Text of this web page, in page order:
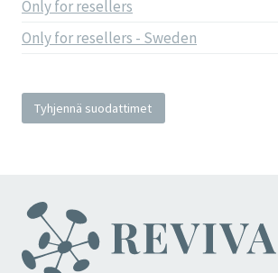
Only for resellers
Only for resellers - Sweden
Tyhjennä suodattimet